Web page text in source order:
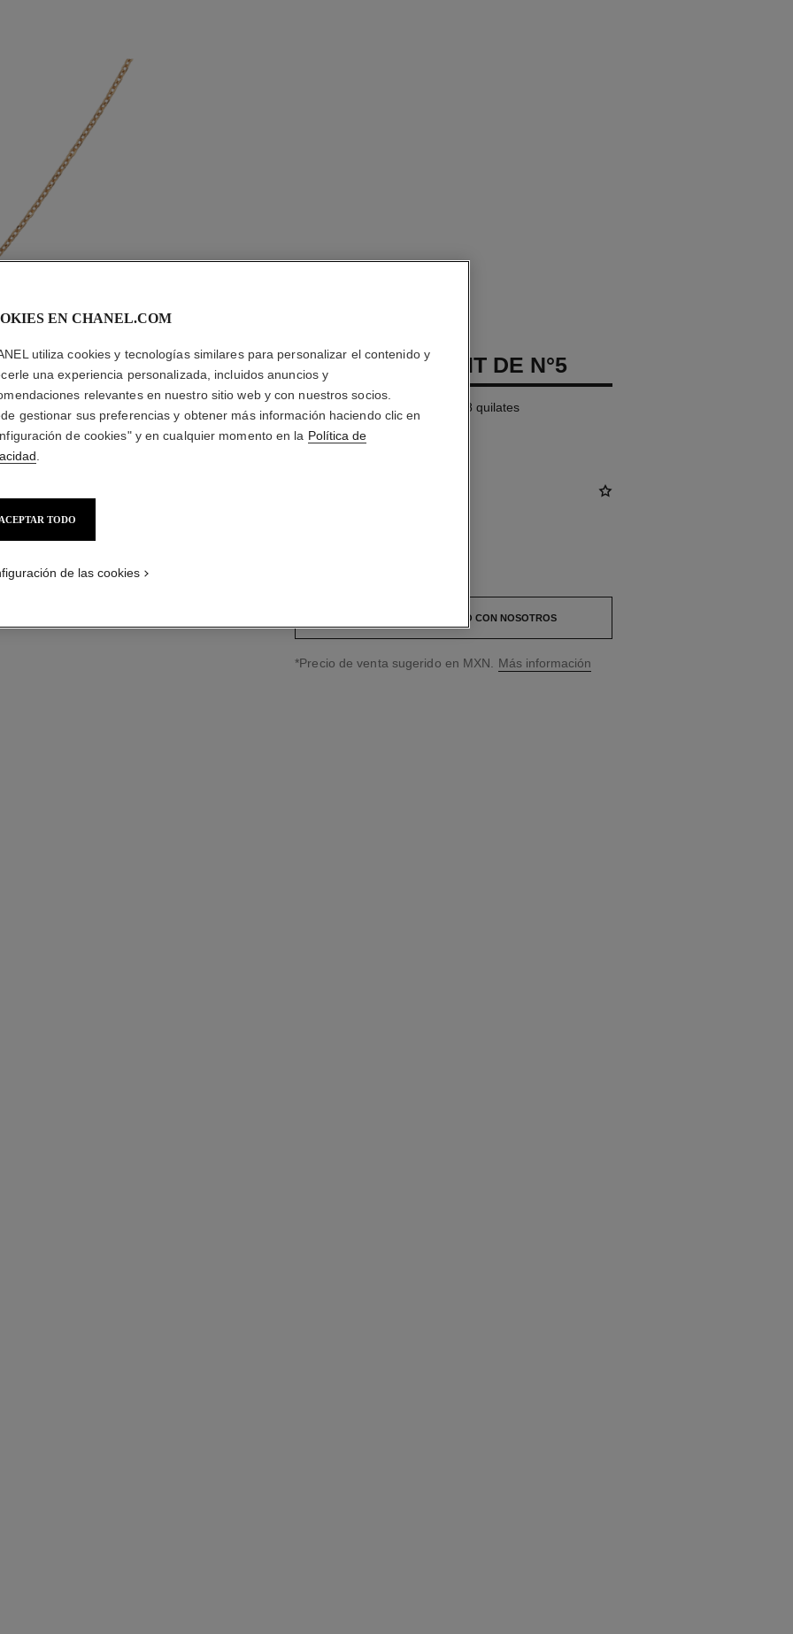
estándar
COLLAR EXTRAIT DE N°5
Diamantes y ORO BEIGE de 18 quilates
PÓNGASE EN CONTACTO CON NOSOTROS
↩
*Precio de venta sugerido en MXN. Más información
EN CHANEL.COM
utiliza cookies y tecnologías similares para personalizar el contenido y
una experiencia personalizada, incluidos anuncios y
relevantes en nuestro sitio web y con nuestros socios.
gestionar sus preferencias y obtener más información haciendo clic en
de cookies" y en cualquier momento en la Política de
ACEPTAR TODO
de las cookies